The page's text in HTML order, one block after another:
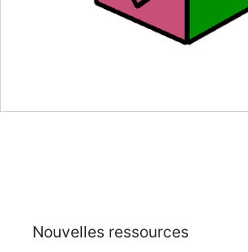
Nouvelles ressources